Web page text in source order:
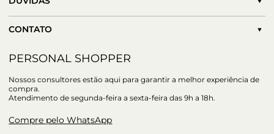
CONTATO
PERSONAL SHOPPER
Nossos consultores estão aqui para garantir a melhor experiência de
compra.
Atendimento de segunda-feira a sexta-feira das 9h a 18h.
Compre pelo WhatsApp